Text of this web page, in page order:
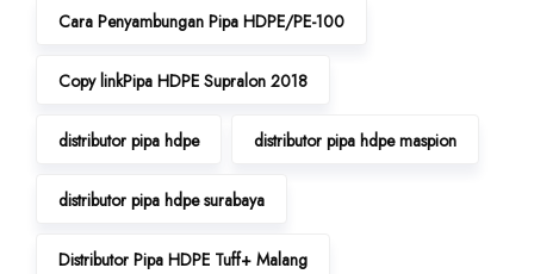
Cara Penyambungan Pipa HDPE/PE-100
Copy linkPipa HDPE Supralon 2018
distributor pipa hdpe distributor pipa hdpe maspion
distributor pipa hdpe surabaya
Distributor Pipa HDPE Tuff+ Malang